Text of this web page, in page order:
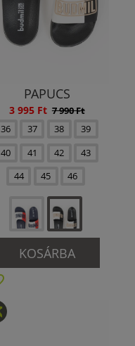
PAPUCS
3 995 Ft 7 990 Ft
36
37 38
39
40
41 42
43
44
45 46
KOSÁRBA